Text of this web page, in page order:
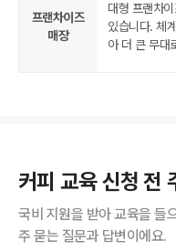
프랜차이즈
매장
대형 프랜차
있습니다. 체
아 더 큰 무대
커피 교육 신청 전
국비 지원을 받아 교육을 들
주 묻는 질문과 답변이에요.